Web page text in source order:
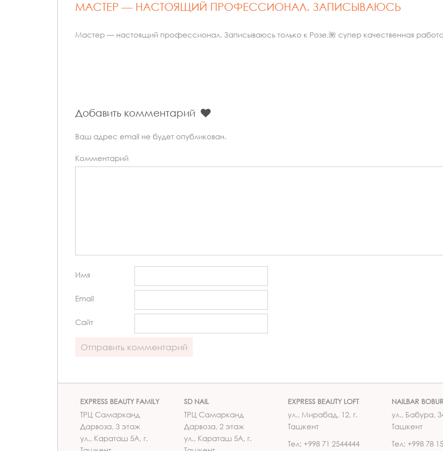
МАСТЕР — НАСТОЯЩИЙ ПРОФЕССИОНАЛ. ЗАПИСЫВАЮСЬ
Мастер — настоящий профессионал. Записываюсь только к Розе,🌺 супер качественная
Добавить комментарий
Ваш адрес email не будет опубликован.
Комментарий
Имя
Email
Сайт
EXPRESS BEAUTY FAMILY
ТРЦ Самарканд
Дарвоза, 3 этаж
ул., Караташ 5А, г.
SD NAIL
ТРЦ Самарканд
Дарвоза, 2 этаж
ул., Караташ 5А, г.
EXPRESS BEAUTY LOFT
ул., Мирабад, 12, г.
Ташкент
Тел: +998 71 2544444
NAILBAR
ул., Бабура,
Ташкент
Тел: +998 78